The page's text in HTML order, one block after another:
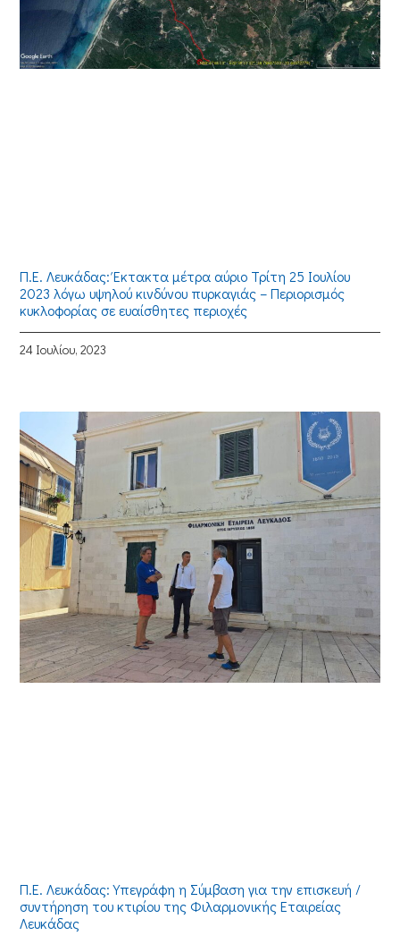
Π.Ε. Λευκάδας: Έκτακτα μέτρα αύριο Τρίτη 25 Ιουλίου
2023 λόγω υψηλού κινδύνου πυρκαγιάς – Περιορισμός
κυκλοφορίας σε ευαίσθητες περιοχές
24 Ιουλίου, 2023
Π.Ε. Λευκάδας: Υπεγράφη η Σύμβαση για την επισκευή /
συντήρηση του κτιρίου της Φιλαρμονικής Εταιρείας
Λευκάδας